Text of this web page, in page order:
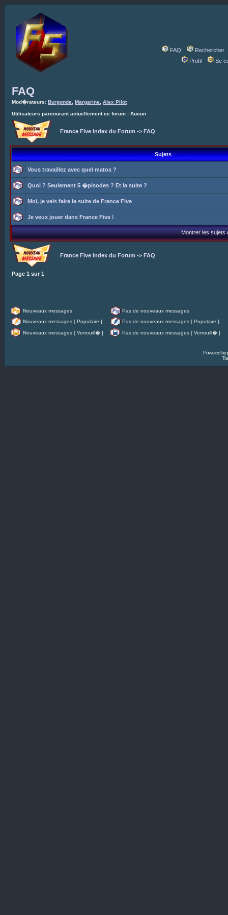
FAQ
Rechercher
Profil
Se
FAQ
Mod�rateurs: Burgonde Margarine Alex Pilot
Utilisateurs parcourant actuellement ce forum : Aucun
France Five Index du Forum -> FAQ
Sujets
Vous travaillez avec quel matos ?
Quoi ? Seulement 5 �pisodes ? Et la suite ?
Moi, je vais faire la suite de France Five
Je veux jouer dans France Five !
Montrer les sujets
France Five Index du Forum -> FAQ
Page 1 sur 1
Nouveaux messages
Pas de nouveaux messages
Nouveaux messages [ Populaire ]
Pas de nouveaux messages [ Populaire ]
Nouveaux messages [ Verrouill� ]
Pas de nouveaux messages [ Verrouill� ]
Powered by